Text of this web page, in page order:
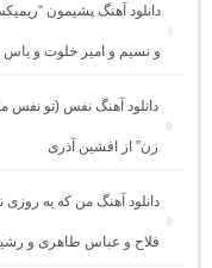
دانلود آهنگ پشیمون
و نسیم و امیر خلوت و یاس
دانلود آهنگ نفس (تو
زن” از افشین آذری
دانلود آهنگ من که یه
فلاح و عباس طاهری و رشید